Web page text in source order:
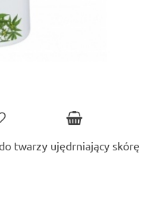
twarzy ujędrniający skórę